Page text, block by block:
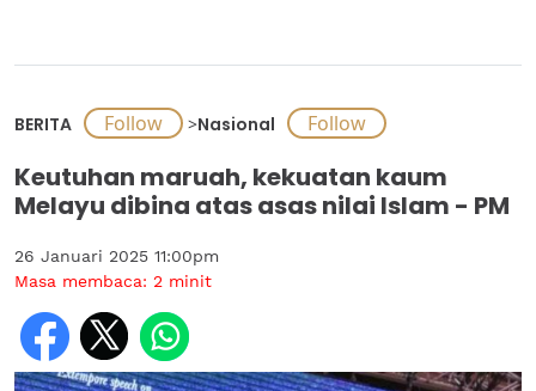
BERITA >Nasional
Keutuhan maruah, kekuatan kaum
Melayu dibina atas asas nilai Islam - PM
26 Januari 2025 11:00pm
Masa membaca: 2 minit